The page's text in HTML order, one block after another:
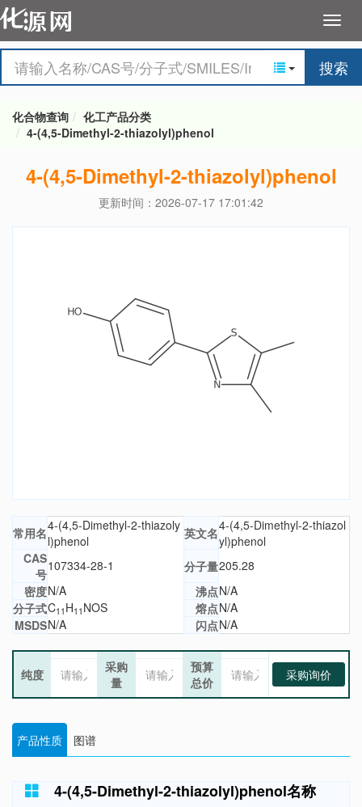
搜索
化合物查询
化工产品分类
4-(4,5-Dimethyl-2-thiazolyl)phenol
4-(4,5-Dimethyl-2-thiazolyl)phenol
更新时间：2026-07-17 17:01:42
常用名4-(4,5-Dimethyl-2-thiazoly
l)phenol
英文名4-(4,5-Dimethyl-2-thiazol
yl)phenol
CAS
号
107334-28-1 分子量205.28
密度N/A 沸点N/A
分子式C11 H11 NOS 熔点N/A
MSDSN/A 闪点N/A
纯度
采购
量
预算
总价
采购询价
产品性质 图谱
4-(4,5-Dimethyl-2-thiazolyl)phenol名称